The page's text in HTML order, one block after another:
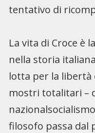
tentativo di
La vita di Croce è
nella storia
lotta per la
mostri totalitari –
filosofo passa dal